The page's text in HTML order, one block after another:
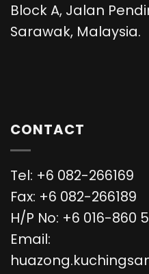
Block A, Jalan
Sarawak, Malaysia.
CONTACT
Tel: +6 082-266169
Fax: +6 082-266189
H/P No: +6 016-860
Email: